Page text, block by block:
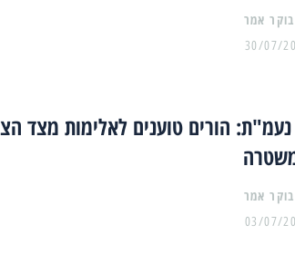
30/07/
נעמ"ת: הורים טוענים לאלימות מצד
03/07/